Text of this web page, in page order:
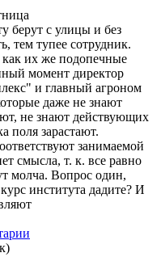
берут с улицы и без
тем тупее сотрудник.
их же подопечные
момент директор
и главный агроном
даже не знают
не знают действующих
поля зарастают.
занимаемой
смысла, т. к. все равно
молча. Вопрос один,
института дадите? И